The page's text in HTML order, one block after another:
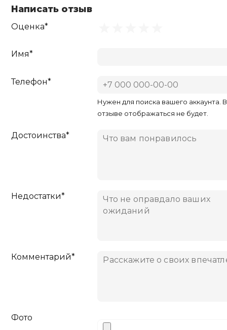
Написать отзыв
Оценка*
Имя*
Телефон*
Нужен для поиска вашего аккаунта. В
отзыве отображаться не будет.
Достоинства*
Недостатки*
Комментарий*
Фото